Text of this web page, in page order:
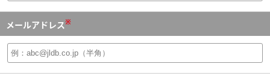
メールアドレス※